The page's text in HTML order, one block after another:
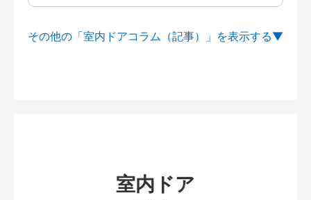
その他の「室内ドアコラム（記事）」を
室内ドア